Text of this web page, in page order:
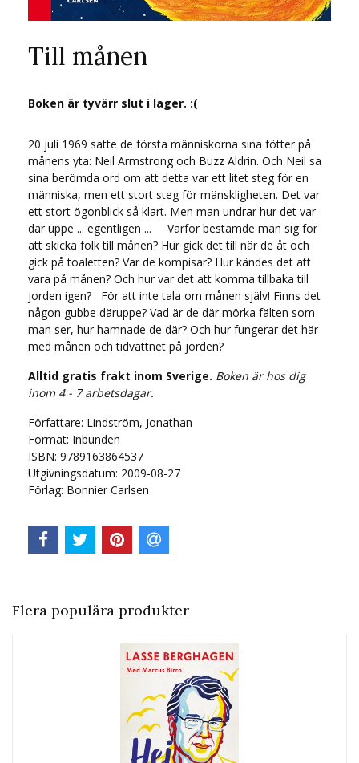
Till månen
Boken är tyvärr slut i lager. :(
20 juli 1969 satte de första människorna sina fötter på
månens yta: Neil Armstrong och Buzz Aldrin. Och Neil sa
sina berömda ord om att detta var ett litet steg för en
människa, men ett stort steg för mänskligheten. Det var
ett stort ögonblick så klart. Men man undrar hur det var
där uppe ... egentligen ... Varför bestämde man sig för
att skicka folk till månen? Hur gick det till när de åt och
gick på toaletten? Var de kompisar? Hur kändes det att
vara på månen? Och hur var det att komma tillbaka till
jorden igen? För att inte tala om månen själv! Finns det
någon gubbe däruppe? Vad är de där mörka fälten som
man ser, hur hamnade de där? Och hur fungerar det här
med månen och tidvattnet på jorden?
Alltid gratis frakt inom Sverige. Boken är hos dig
inom 4 - 7 arbetsdagar.
Författare: Lindström, Jonathan
Format: Inbunden
ISBN: 9789163864537
Utgivningsdatum: 2009-08-27
Förlag: Bonnier Carlsen
Flera populära produkter